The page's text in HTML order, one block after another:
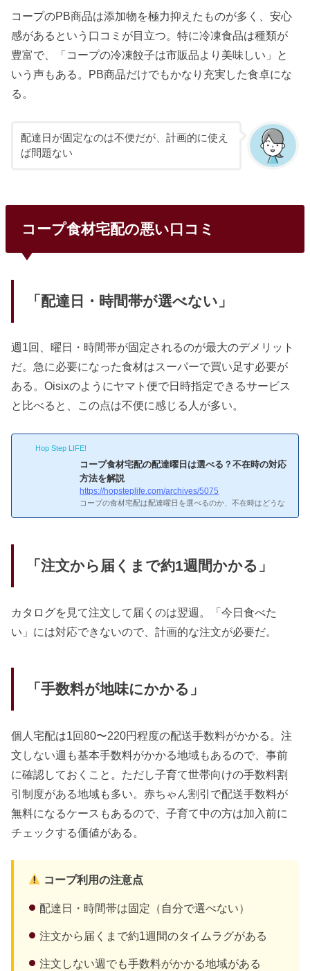
コープのPB商品は添加物を極力抑えたものが多く、安心
感があるという口コミが目立つ。特に冷凍食品は種類が
豊富で、「コープの冷凍餃子は市販品より美味しい」と
いう声もある。PB商品だけでもかなり充実した食卓にな
る。
配達日が固定なのは不便だが、計画的に使え
ば問題ない
コープ食材宅配の悪い口コミ
「配達日・時間帯が選べない」
週1回、曜日・時間帯が固定されるのが最大のデメリット
だ。急に必要になった食材はスーパーで買い足す必要が
ある。Oisixのようにヤマト便で日時指定できるサービス
と比べると、この点は不便に感じる人が多い。
Hop Step LIFE!
コープ食材宅配の配達曜日は選べる？不在時の対応
方法を解説
https://hopsteplife.com/archives/5075
コープの食材宅配は配達曜日を選べるのか、不在時はどうな
曜日・時間帯はエリアごとに固定されています。自分の住所
に割り当てられた曜日で配達されるため、「土曜日に届けて
す。不在時の対応...
「注文から届くまで約1週間かかる」
カタログを見て注文して届くのは翌週。「今日食べた
い」には対応できないので、計画的な注文が必要だ。
「手数料が地味にかかる」
個人宅配は1回80〜220円程度の配送手数料がかかる。注
文しない週も基本手数料がかかる地域もあるので、事前
に確認しておくこと。ただし子育て世帯向けの手数料割
引制度がある地域も多い。赤ちゃん割引で配送手数料が
無料になるケースもあるので、子育て中の方は加入前に
チェックする価値がある。
コープ利用の注意点
配達日・時間帯は固定（自分で選べない）
注文から届くまで約1週間のタイムラグがある
注文しない週でも手数料がかかる地域がある